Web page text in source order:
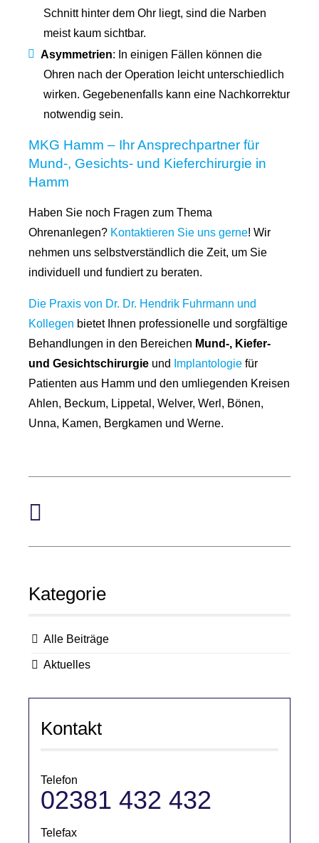
Schnitt hinter dem Ohr liegt, sind die Narben
meist kaum sichtbar.
Asymmetrien: In einigen Fällen können die
Ohren nach der Operation leicht unterschiedlich
wirken. Gegebenenfalls kann eine Nachkorrektur
notwendig sein.
MKG Hamm – Ihr Ansprechpartner für
Mund-, Gesichts- und Kieferchirurgie in
Hamm
Haben Sie noch Fragen zum Thema
Ohrenanlegen? Kontaktieren Sie uns gerne! Wir
nehmen uns selbstverständlich die Zeit, um Sie
individuell und fundiert zu beraten.
Die Praxis von Dr. Dr. Hendrik Fuhrmann und
Kollegen bietet Ihnen professionelle und sorgfältige
Behandlungen in den Bereichen Mund-, Kiefer-
und Gesichtschirurgie und Implantologie für
Patienten aus Hamm und den umliegenden Kreisen
Ahlen, Beckum, Lippetal, Welver, Werl, Bönen,
Unna, Kamen, Bergkamen und Werne.
Kategorie
Alle Beiträge
Aktuelles
Kontakt
Telefon
02381 432 432
Telefax